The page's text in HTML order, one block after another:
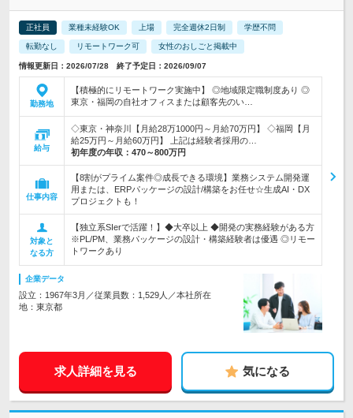
正社員 業種未経験OK 上場 完全週休2日制 学歴不問
転勤なし リモートワーク可 女性のおしごと掲載中
情報更新日：2026/07/28 終了予定日：2026/09/07
勤務地
【積極的にリモートワーク実施中】 ◎地域限定職制度あり ◎
東京・福岡の自社オフィスまたは顧客先のい…
給与
◇東京・神奈川【月給28万1000円～月給70万円】 ◇福岡【月
給25万円～月給60万円】 上記は経験者採用の…
初年度の年収： 470～800万円
仕事内容
【8割がプライム案件◎成長できる環境】業務システム開発運
用または、ERPパッケージの設計/構築をお任せ☆生成AI・DX
プロジェクトも！
対象と
なる方
【独立系SIerで活躍！】◆大卒以上 ◆開発の実務経験がある方
※PL/PM、業務パッケージの設計・構築経験者は優遇 ◎リモー
トワークあり
企業データ
設立：1967年3月／従業員数：1,529人／本社所在
地：東京都
求人詳細を見る 気になる